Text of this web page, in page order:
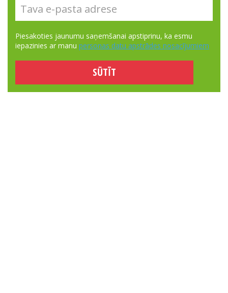
Piesakoties jaunumu saņemšanai apstiprinu, ka esmu
iepazinies ar manu personas datu apstrādes nosacījumiem